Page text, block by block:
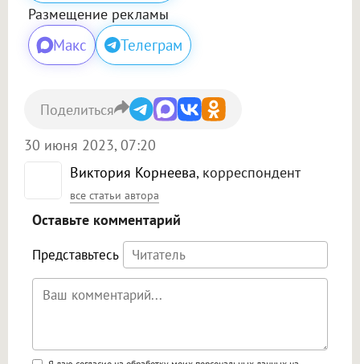
Размещение рекламы
Макс Телеграм
Виктория Корнеева, корреспондент
все статьи автора
30 июня 2023, 07:20
Поделиться
Оставьте комментарий
Представьтесь